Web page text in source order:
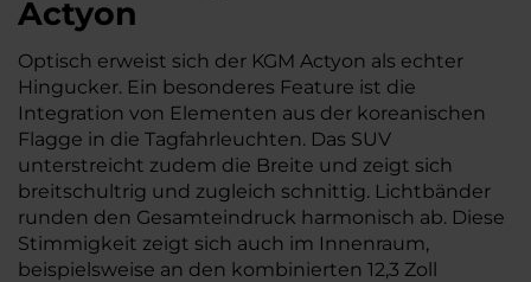
Actyon
Optisch erweist sich der KGM Actyon als echter
Hingucker. Ein besonderes Feature ist die
Integration von Elementen aus der koreanischen
Flagge in die Tagfahrleuchten. Das SUV
unterstreicht zudem die Breite und zeigt sich
breitschultrig und zugleich schnittig. Lichtbänder
runden den Gesamteindruck harmonisch ab. Diese
Stimmigkeit zeigt sich auch im Innenraum,
beispielsweise an den kombinierten 12,3 Zoll